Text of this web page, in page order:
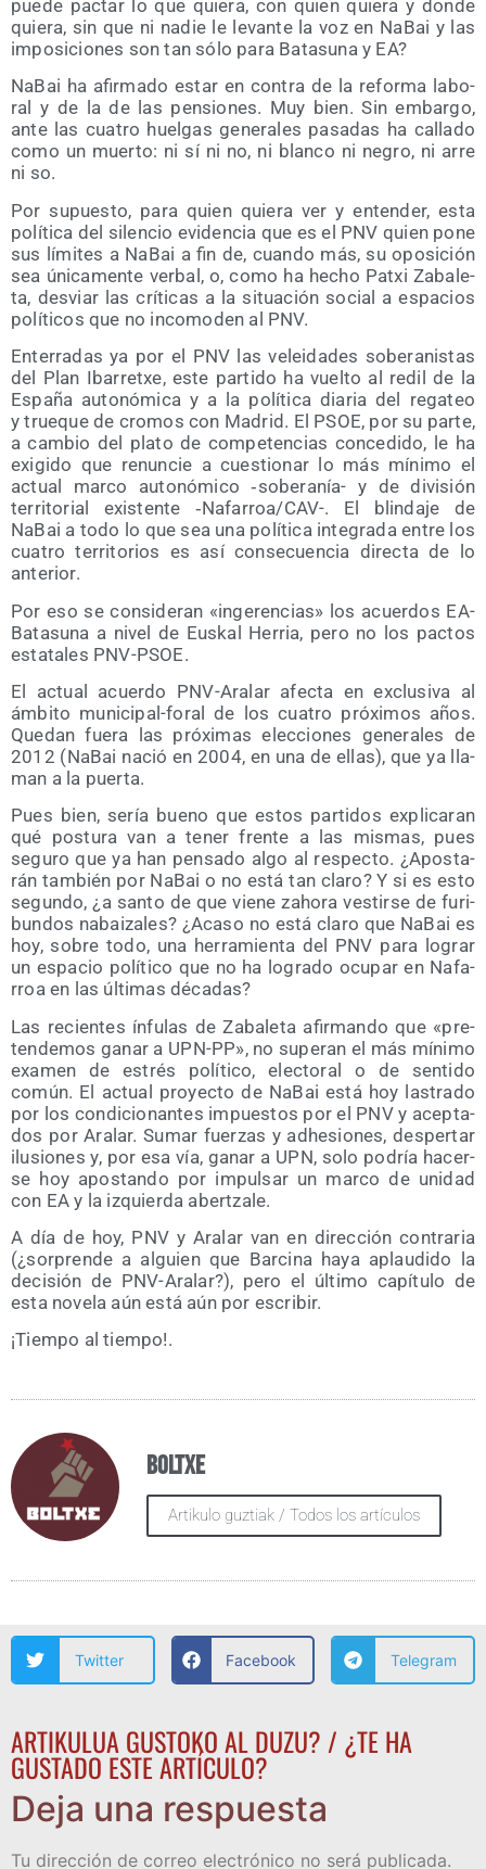
pue­de pac­tar lo que quie­ra, con quien quie­ra y don­de
quie­ra, sin que ni nadie le levan­te la voz en NaBai y las
impo­si­cio­nes son tan sólo para Bata­su­na y EA?
NaBai ha afir­ma­do estar en con­tra de la refor­ma labo­
ral y de la de las pen­sio­nes. Muy bien. Sin embar­go,
ante las cua­tro huel­gas gene­ra­les pasa­das ha calla­do
como un muer­to: ni sí ni no, ni blan­co ni negro, ni arre
ni so.
Por supues­to, para quien quie­ra ver y enten­der, esta
polí­ti­ca del silen­cio evi­den­cia que es el PNV quien pone
sus lími­tes a NaBai a fin de, cuan­do más, su opo­si­ción
sea úni­ca­men­te ver­bal, o, como ha hecho Patxi Zaba­le­
ta, des­viar las crí­ti­cas a la situa­ción social a espa­cios
polí­ti­cos que no inco­mo­den al PNV.
Ente­rra­das ya por el PNV las velei­da­des sobe­ra­nis­tas
del Plan Iba­rretxe, este par­ti­do ha vuel­to al redil de la
Espa­ña auto­nó­mi­ca y a la polí­ti­ca dia­ria del rega­teo
y true­que de cro­mos con Madrid. El PSOE, por su par­te,
a cam­bio del pla­to de com­pe­ten­cias con­ce­di­do, le ha
exi­gi­do que renun­cie a cues­tio­nar lo más míni­mo el
actual mar­co auto­nó­mi­co ‑sobe­ra­nía- y de divi­sión
terri­to­rial exis­ten­te ‑Nafa­rroa/­CAV-. El blin­da­je de
NaBai a todo lo que sea una polí­ti­ca inte­gra­da entre los
cua­tro terri­to­rios es así con­se­cuen­cia direc­ta de lo
anterior.
Por eso se con­si­de­ran «inge­ren­cias» los acuer­dos EA-
Bata­su­na a nivel de Eus­kal Herria, pero no los pac­tos
esta­ta­les PNV-PSOE.
El actual acuer­do PNV-Ara­lar afec­ta en exclu­si­va al
ámbi­to muni­ci­pal-foral de los cua­tro pró­xi­mos años.
Que­dan fue­ra las pró­xi­mas elec­cio­nes gene­ra­les de
2012 (NaBai nació en 2004, en una de ellas), que ya lla­
man a la puerta.
Pues bien, sería bueno que estos par­ti­dos expli­ca­ran
qué pos­tu­ra van a tener fren­te a las mis­mas, pues
segu­ro que ya han pen­sa­do algo al res­pec­to. ¿Apos­ta­
rán tam­bién por NaBai o no está tan cla­ro? Y si es esto
segun­do, ¿a san­to de que vie­ne zaho­ra ves­tir­se de furi­
bun­dos nabai­za­les? ¿Aca­so no está cla­ro que NaBai es
hoy, sobre todo, una herra­mien­ta del PNV para lograr
un espa­cio polí­ti­co que no ha logra­do ocu­par en Nafa­
rroa en las últi­mas décadas?
Las recien­tes ínfu­las de Zaba­le­ta afir­man­do que «pre­
ten­de­mos ganar a UPN-PP», no supe­ran el más míni­mo
examen de estrés polí­ti­co, elec­to­ral o de sen­ti­do
común. El actual pro­yec­to de NaBai está hoy las­tra­do
por los con­di­cio­nan­tes impues­tos por el PNV y acep­ta­
dos por Ara­lar. Sumar fuer­zas y adhe­sio­nes, des­per­tar
ilu­sio­nes y, por esa vía, ganar a UPN, solo podría hacer­
se hoy apos­tan­do por impul­sar un mar­co de uni­dad
con EA y la izquier­da abertzale.
A día de hoy, PNV y Ara­lar van en direc­ción con­tra­ria
(¿sor­pren­de a alguien que Bar­ci­na haya aplau­di­do la
deci­sión de PNV-Ara­lar?), pero el últi­mo capí­tu­lo de
esta nove­la aún está aún por escribir.
¡Tiem­po al tiempo!.
Boltxe
Artikulo guztiak / Todos los artículos
Twitter Facebook Telegram
ARTIKULUA GUSTOKO AL DUZU? / ¿TE HA
GUSTADO ESTE ARTÍCULO?
Deja una respuesta
Tu dirección de correo electrónico no será publicada.